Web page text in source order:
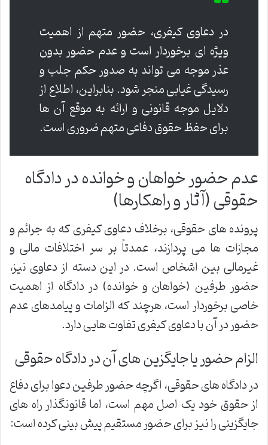
در دعاوی کیفری، حضور متهم از اهمیت
ویژه ای برخوردار است و عدم حضور بدون
عذر موجه می تواند به صدور حکم جلب و
رسیدگی غیابی منجر شود. بنابراین، اطلاع از
دلایل موجه قانونی و ارائه به موقع آن ها
برای حفظ حقوق دفاعی متهم ضروری است.
عدم حضور خواهان و خوانده در دادگاه
حقوقی (آثار و راهکارها)
پرونده های حقوقی، برخلاف دعاوی کیفری که به جرائم و
مجازات ها می پردازند، عمدتاً بر سر اختلافات مالی و
غیرمالی بین اشخاص است. در این دسته از دعاوی نیز،
حضور طرفین (خواهان و خوانده) در دادگاه از اهمیت
خاصی برخوردار است، هرچند که الزامات و پیامدهای عدم
حضور در آن با دعاوی کیفری تفاوت هایی دارد.
الزام حضور یا جایگزین های آن در دادگاه حقوقی
در دادگاه های حقوقی، اگرچه حضور طرفین دعوا برای دفاع
از حقوق خود یک اصل مهم است، اما قانونگذار راه های
جایگزینی را نیز برای حضور مستقیم پیش بینی کرده است: